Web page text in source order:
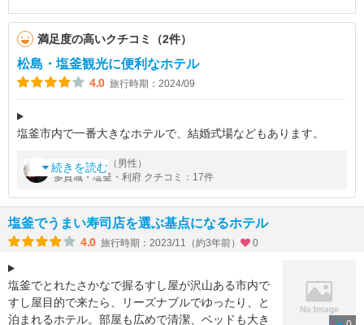
満足度の高いクチコミ（2件）
松島・塩釜観光に便利なホテル
4.0 旅行時期：2024/09
塩釜市内で一番大きなホテルで、結婚式場などもあります。
ば（マリンゲート）にも近いです。
ホテルのそばには、人気の寿司店なども多くあり、観
続きを読む
by迷人 さん（男性）
多賀城・塩釜・利府 クチコミ：17件
塩釜でうまい寿司店を選ぶ基点になるホテル
4.0 旅行時期：2023/11（約3年前） 0
塩釜でとれたさかなで握るすし屋が沢山ある市内で
すし屋目的で来たら、リーズナブルでゆったり、と
泊まれるホテル。部屋も広めで清潔、ベッドも大き